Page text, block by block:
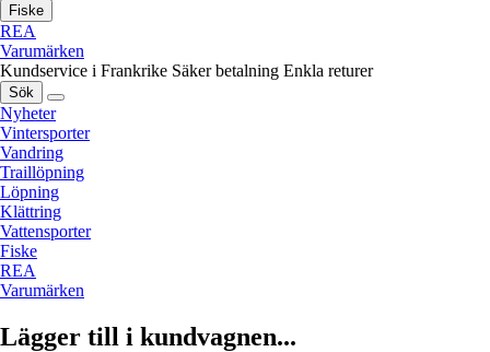
Fiske
REA
Varumärken
Kundservice i Frankrike Säker betalning Enkla returer
Sök
Nyheter
Vintersporter
Vandring
Traillöpning
Löpning
Klättring
Vattensporter
Fiske
REA
Varumärken
Lägger till i kundvagnen...